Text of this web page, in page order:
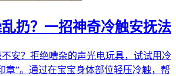
扔？一招神奇冷触安抚法
安？拒绝嘈杂的声光电玩具，试试用冷
章”。通过在宝宝身体部位轻压冷触，帮